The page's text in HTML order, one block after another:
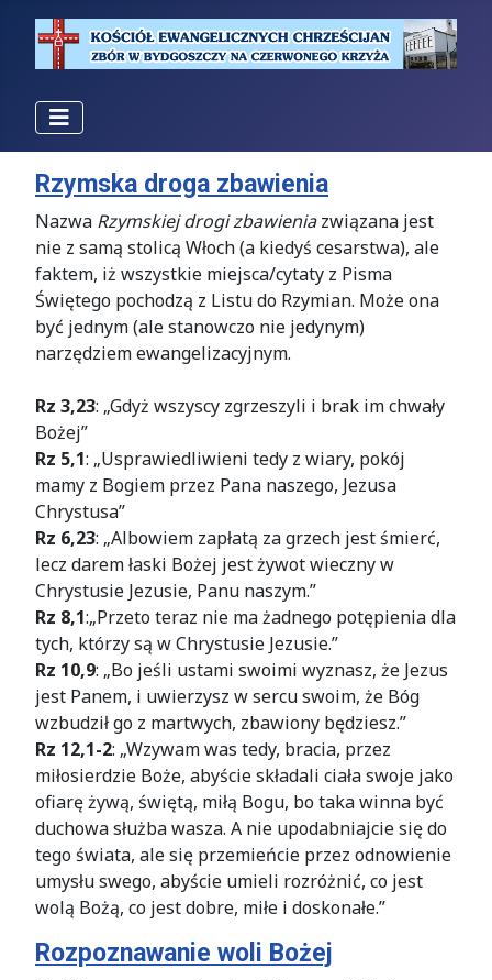
Rzymska droga zbawienia
Nazwa Rzymskiej drogi zbawieniazwiązana jest
nie z samą stolicą Włoch (a kiedyś cesarstwa), ale
faktem, iż wszystkie miejsca/cytaty z Pisma
Świętego pochodzą z Listu do Rzymian. Może ona
być jednym (ale stanowczo nie jedynym)
narzędziem ewangelizacyjnym.
Rz 3,23: „Gdyż wszyscy zgrzeszyli i brak im chwały
Bożej”
Rz 5,1: „Usprawiedliwieni tedy z wiary, pokój
mamy z Bogiem przez Pana naszego, Jezusa
Chrystusa”
Rz 6,23: „Albowiem zapłatą za grzech jest śmierć,
lecz darem łaski Bożej jest żywot wieczny w
Chrystusie Jezusie, Panu naszym.”
Rz 8,1:„Przeto teraz nie ma żadnego potępienia dla
tych, którzy są w Chrystusie Jezusie.”
Rz 10,9: „Bo jeśli ustami swoimi wyznasz, że Jezus
jest Panem, i uwierzysz w sercu swoim, że Bóg
wzbudził go z martwych, zbawiony będziesz.”
Rz 12,1-2: „Wzywam was tedy, bracia, przez
miłosierdzie Boże, abyście składali ciała swoje jako
ofiarę żywą, świętą, miłą Bogu, bo taka winna być
duchowa służba wasza. A nie upodabniajcie się do
tego świata, ale się przemieńcie przez odnowienie
umysłu swego, abyście umieli rozróżnić, co jest
wolą Bożą, co jest dobre, miłe i doskonałe.”
Rozpoznawanie woli Bożej